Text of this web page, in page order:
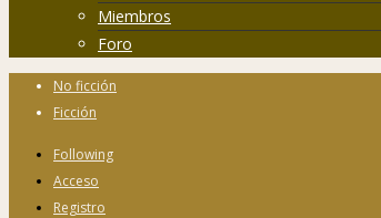
Miembros
Foro
No ficción
Ficción
Following
Acceso
Registro